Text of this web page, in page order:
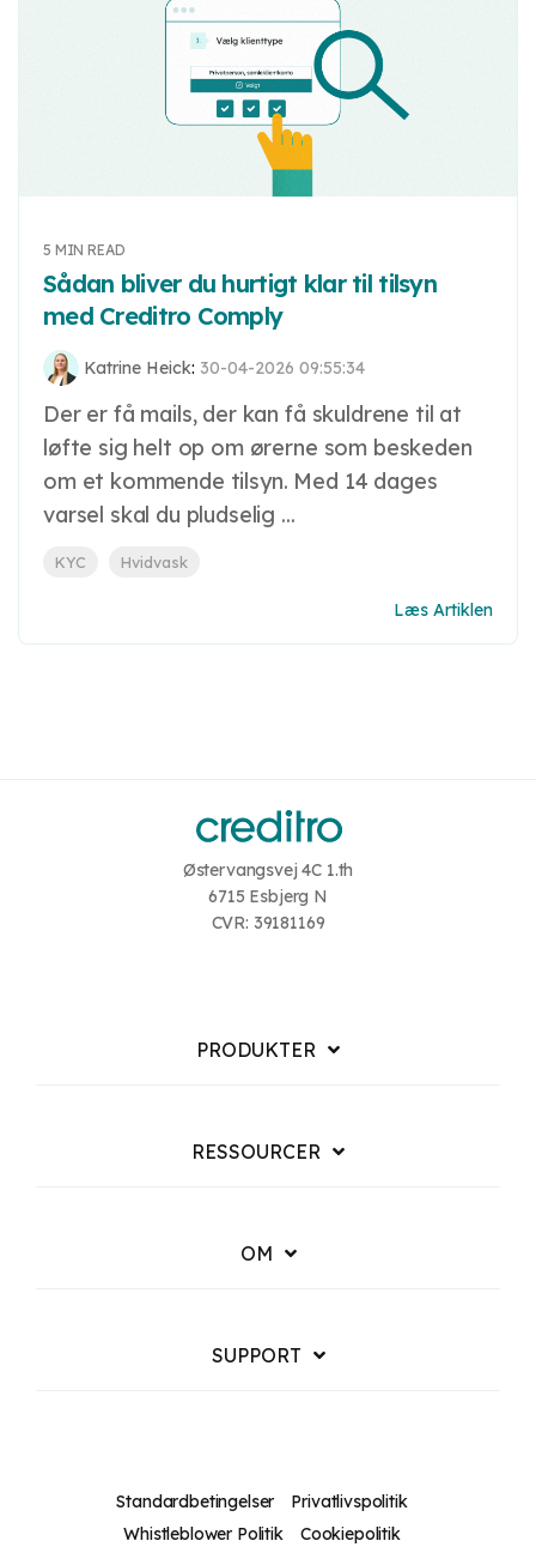
5 MIN READ
Sådan bliver du hurtigt klar til tilsyn
med Creditro Comply
Katrine Heick: 30-04-2026 09:55:34
Der er få mails, der kan få skuldrene til at
løfte sig helt op om ørerne som beskeden
om et kommende tilsyn. Med 14 dages
varsel skal du pludselig ...
KYC Hvidvask
Læs Artiklen
Østervangsvej 4C 1.th
6715 Esbjerg N
CVR: 39181169
PRODUKTER
RESSOURCER
OM
SUPPORT
Standardbetingelser
Privatlivspolitik
Whistleblower Politik
Cookiepolitik